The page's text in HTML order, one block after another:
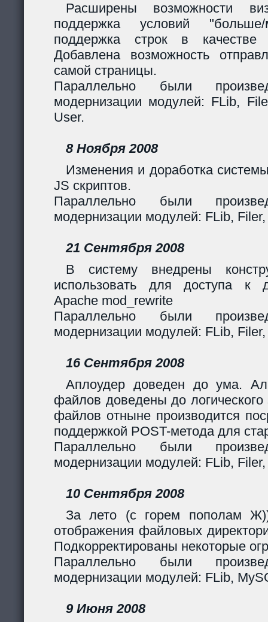
Расширены возможности
поддержка условий
поддержка строк в качестве
Добавлена возможность
самой страницы.
Параллельно были
модернизации модулей: FLib,
User.
8 Ноября 2008
Изменения и доработка
JS скриптов.
Параллельно были
модернизации модулей: FLib,
21 Сентября 2008
В систему внедрены
использовать для доступа к
Apache mod_rewrite
Параллельно были
модернизации модулей: FLib,
16 Сентября 2008
Аплоудер доведен до ума.
файлов доведены до логического
файлов отныне производится
поддержкой POST-метода для
Параллельно были
модернизации модулей: FLib,
10 Сентября 2008
За лето (с горем пополам
отображения файловых
Подкорректированы некоторые
Параллельно были
модернизации модулей: FLib,
9 Июня 2008